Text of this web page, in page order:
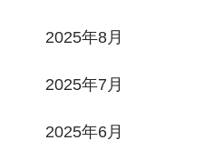
2025年8月
2025年7月
2025年6月